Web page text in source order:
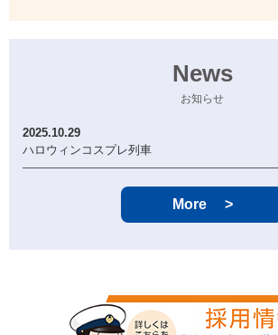
News
お知らせ
2025.10.29
ハロウィンコスプレ列車
More >